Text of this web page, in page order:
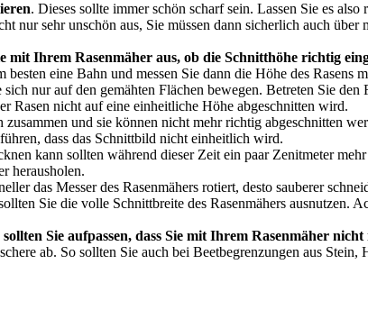
. Dieses sollte immer schön scharf sein. Lassen Sie es also
nur sehr unschön aus, Sie müssen dann sicherlich auch über
mit Ihrem Rasenmäher aus, ob die Schnitthöhe richtig
eine Bahn und messen Sie dann die Höhe des Rasens
nur auf den gemähten Flächen bewegen. Betreten Sie den
Rasen nicht auf eine einheitliche Höhe abgeschnitten wird.
und sie können nicht mehr richtig abgeschnitten
dass das Schnittbild nicht einheitlich wird.
kann sollten während dieser Zeit ein paar Zenitmeter
herausholen.
das Messer des Rasenmähers rotiert, desto sauberer
Sie die volle Schnittbreite des Rasenmähers ausnutzen.
Sie aufpassen, dass Sie mit Ihrem Rasenmäher
ab. So sollten Sie auch bei Beetbegrenzungen aus Stein,